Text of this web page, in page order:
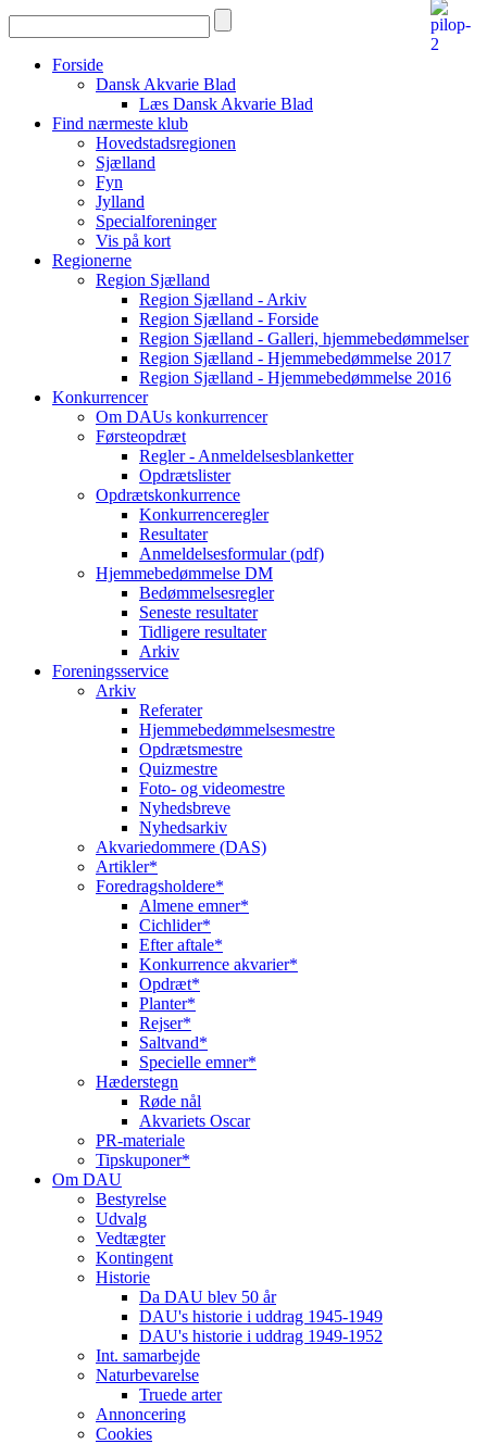
Forside
Dansk Akvarie Blad
Læs Dansk Akvarie Blad
Find nærmeste klub
Hovedstadsregionen
Sjælland
Fyn
Jylland
Specialforeninger
Vis på kort
Regionerne
Region Sjælland
Region Sjælland - Arkiv
Region Sjælland - Forside
Region Sjælland - Galleri, hjemmebedømmelser
Region Sjælland - Hjemmebedømmelse 2017
Region Sjælland - Hjemmebedømmelse 2016
Konkurrencer
Om DAUs konkurrencer
Førsteopdræt
Regler - Anmeldelsesblanketter
Opdrætslister
Opdrætskonkurrence
Konkurrenceregler
Resultater
Anmeldelsesformular (pdf)
Hjemmebedømmelse DM
Bedømmelsesregler
Seneste resultater
Tidligere resultater
Arkiv
Foreningsservice
Arkiv
Referater
Hjemmebedømmelsesmestre
Opdrætsmestre
Quizmestre
Foto- og videomestre
Nyhedsbreve
Nyhedsarkiv
Akvariedommere (DAS)
Artikler*
Foredragsholdere*
Almene emner*
Cichlider*
Efter aftale*
Konkurrence akvarier*
Opdræt*
Planter*
Rejser*
Saltvand*
Specielle emner*
Hæderstegn
Røde nål
Akvariets Oscar
PR-materiale
Tipskuponer*
Om DAU
Bestyrelse
Udvalg
Vedtægter
Kontingent
Historie
Da DAU blev 50 år
DAU's historie i uddrag 1945-1949
DAU's historie i uddrag 1949-1952
Int. samarbejde
Naturbevarelse
Truede arter
Annoncering
Cookies